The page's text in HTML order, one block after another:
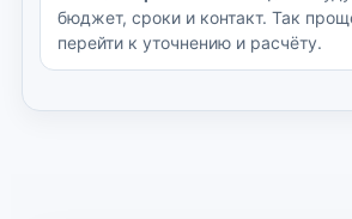
бюджет, сроки и контакт. Так
перейти к уточнению и расчёту.